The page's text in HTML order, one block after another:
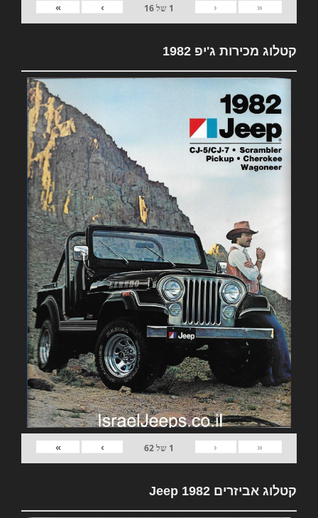
«
‹
1 של16
›
»
קטלוג מכירות ג'יפ 1982
«
‹
1 של62
›
»
קטלוג אביזרים 1982 Jeep